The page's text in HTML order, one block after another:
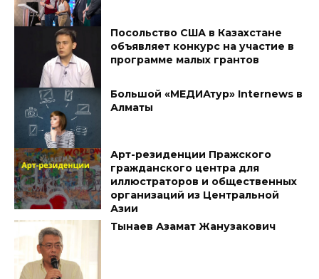
Посольство США в Казахстане
объявляет конкурс на участие в
программе малых грантов
Большой «МЕДИАтур» Internews в
Алматы
Арт-резиденции Пражского
гражданского центра для
иллюстраторов и общественных
организаций из Центральной
Азии
Тынаев Азамат Жанузакович